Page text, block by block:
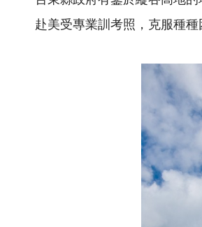
赴美受專業訓考照，克服種